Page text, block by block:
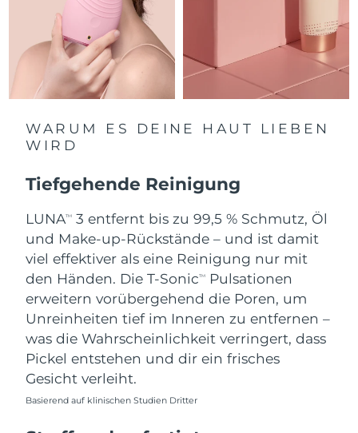
WARUM ES DEINE HAUT LIEBEN
WIRD
Tiefgehende Reinigung
LUNATM
3 entfernt bis zu 99,5 % Schmutz, Öl
und Make-up-Rückstände – und ist damit
viel effektiver als eine Reinigung nur mit
den Händen. Die T-SonicTM
Pulsationen
erweitern vorübergehend die Poren, um
Unreinheiten tief im Inneren zu entfernen –
was die Wahrscheinlichkeit verringert, dass
Pickel entstehen und dir ein frisches
Gesicht verleiht.
Basierend auf klinischen Studien Dritter
Monaco
Niederlande
Erwartete Lieferung
08/08/2026
Erwartete Lieferung
Norwegen
Erwartete Lieferung
11/08/2026
Philippinen
Erwartete Lieferung
11/08/2026
Polen
09/08/2026
Portugal
Erwartete Lieferung
Puerto Rico